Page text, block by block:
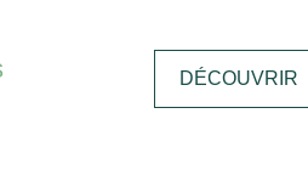
cuisine, une chambre avec placard,
serviette, un wc et un
DÉCOUVRIR